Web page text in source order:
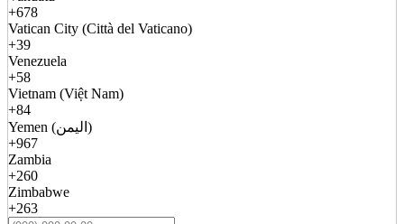
+678
Vatican City (Città del Vaticano)
+39
Venezuela
+58
Vietnam (Việt Nam)
+84
Yemen (اليمن)
+967
Zambia
+260
Zimbabwe
+263